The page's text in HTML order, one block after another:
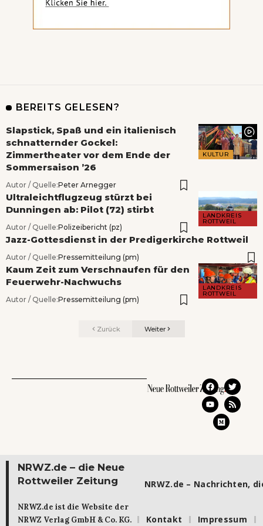
BEREITS GELESEN?
KULTUR
Slapstick, Spaß und ein italienisch
schnatternder Gockel:
Zimmertheater vor dem Ende der
Sommersaison ’26
Autor / Quelle:Peter Arnegger
LANDKREIS
ROTTWEIL
Ultraleichtflugzeug stürzt bei
Dunningen ab: Pilot (72) stirbt
Autor / Quelle:Polizeibericht (pz)
Jazz-Gottesdienst in der Predigerkirche Rottweil
Autor / Quelle:Pressemitteilung (pm)
LANDKREIS
ROTTWEIL
Kaum Zeit zum Verschnaufen für den
Feuerwehr-Nachwuchs
Autor / Quelle:Pressemitteilung (pm)
Zurück Weiter
NRWZ.de – die Neue
Rottweiler Zeitung
NRWZ.de ist die Website der
NRWZ Verlag GmbH & Co. KG.
NRWZ.de – Nachrichten,
Kontakt Impressum